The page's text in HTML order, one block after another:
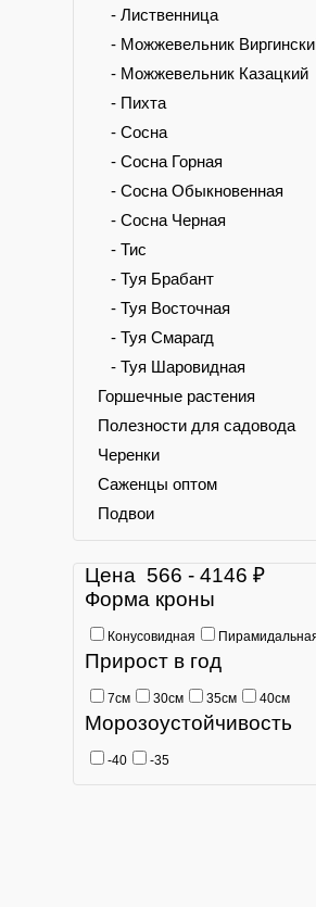
- Лиственница
- Можжевельник
- Можжевельник Казацкий
- Пихта
- Сосна
- Сосна Горная
- Сосна Обыкновенная
- Сосна Черная
- Тис
- Туя Брабант
- Туя Восточная
- Туя Смарагд
- Туя Шаровидная
Горшечные растения
Полезности для садовода
Черенки
Саженцы оптом
Подвои
Цена 566 - 4146 ₽
Форма кроны
Конусовидная
Прирост в год
7см 30см 35см 40см
Морозоустойчивость
-40 -35